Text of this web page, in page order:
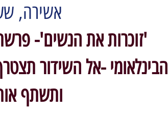
אשירה,
'זוכרות את הנשים'-
הבינלאומי -אל השידור
ותשתף